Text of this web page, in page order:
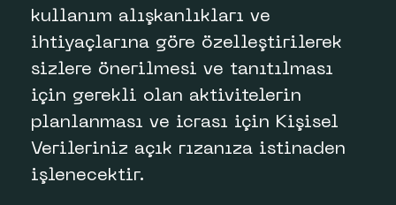
kullanım alışkanlıkları ve
ihtiyaçlarına göre özelleştirilerek
sizlere önerilmesi ve tanıtılması
için gerekli olan aktivitelerin
planlanması ve icrası için Kişisel
Verileriniz açık rızanıza istinaden
işlenecektir.